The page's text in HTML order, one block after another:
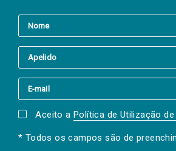
Aceito a Política de Utilização de
* Todos os campos são de